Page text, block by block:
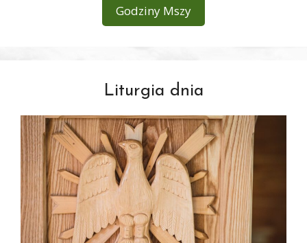
Godziny Mszy
Liturgia dnia